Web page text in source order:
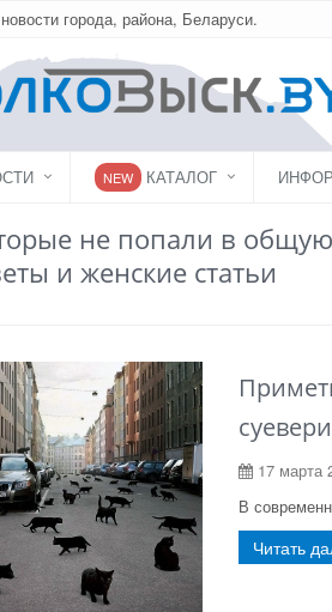
города, района, Беларуси.
NEW КАТАЛОГ
не попали в общую
и женские статьи
17 марта
В
Читать